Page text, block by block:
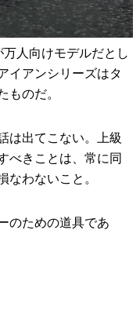
人向けモデルだとし
イアンシリーズはタ
ものだ。
は出てこない。上級
べきことは、常に同
なわないこと。
のための道具であ